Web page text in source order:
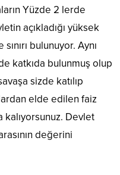
Yüzde 2 lerde
açıkladığı yüksek
bulunuyor. Aynı
katkıda bulunmuş olup
sizde katılıp
elde edilen faiz
Devlet
değerini